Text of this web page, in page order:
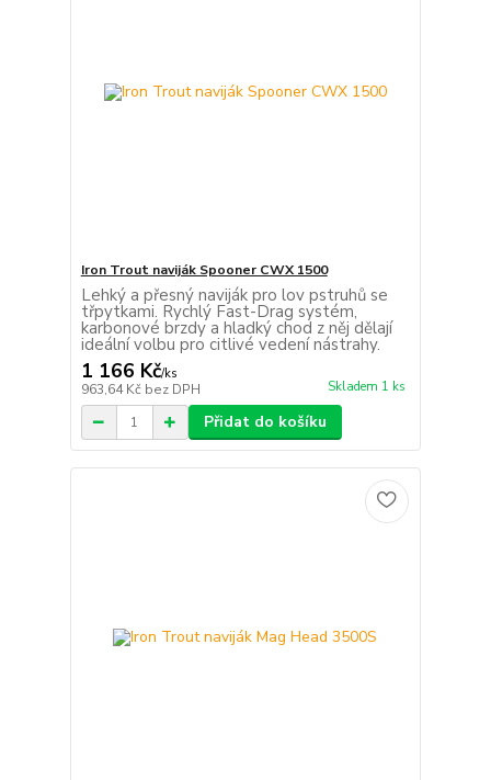
Iron Trout naviják Spooner CWX 1500
Lehký a přesný naviják pro lov pstruhů se
třpytkami. Rychlý Fast-Drag systém,
karbonové brzdy a hladký chod z něj dělají
ideální volbu pro citlivé vedení nástrahy.
1 166 Kč/ks
963,64 Kč bez DPH Skladem 1 ks
Přidat do košíku